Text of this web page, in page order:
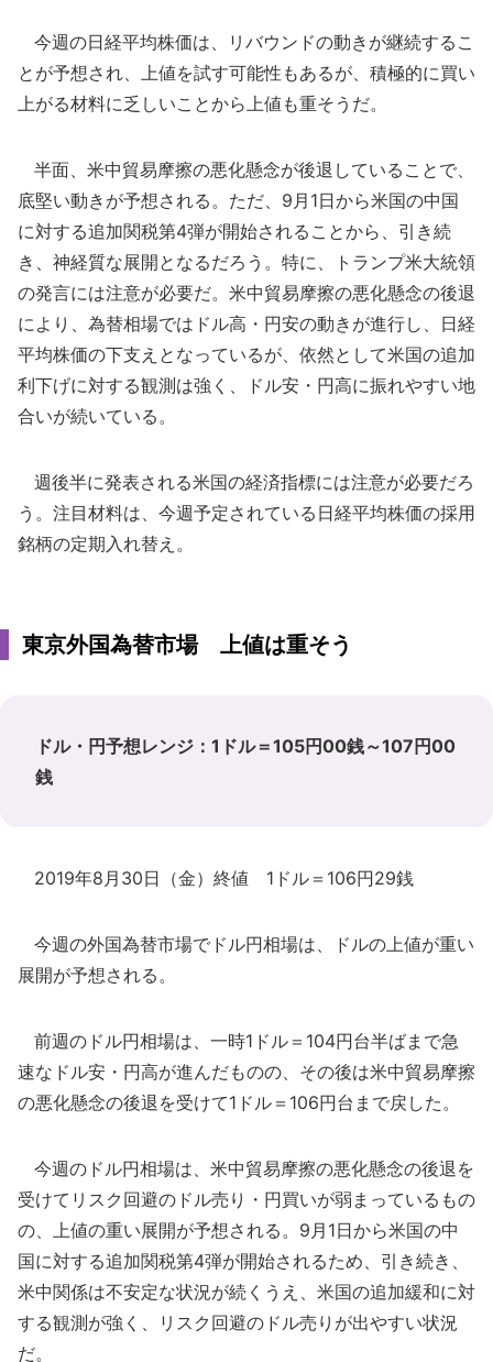
今週の日経平均株価は、リバウンドの動きが継続するこ
とが予想され、上値を試す可能性もあるが、積極的に買い
上がる材料に乏しいことから上値も重そうだ。
半面、米中貿易摩擦の悪化懸念が後退していることで、
底堅い動きが予想される。ただ、9月1日から米国の中国
に対する追加関税第4弾が開始されることから、引き続
き、神経質な展開となるだろう。特に、トランプ米大統領
の発言には注意が必要だ。米中貿易摩擦の悪化懸念の後退
により、為替相場ではドル高・円安の動きが進行し、日経
平均株価の下支えとなっているが、依然として米国の追加
利下げに対する観測は強く、ドル安・円高に振れやすい地
合いが続いている。
週後半に発表される米国の経済指標には注意が必要だろ
う。注目材料は、今週予定されている日経平均株価の採用
銘柄の定期入れ替え。
東京外国為替市場 上値は重そう
ドル・円予想レンジ：1ドル＝105円00銭～107円00
銭
2019年8月30日（金）終値 1ドル＝106円29銭
今週の外国為替市場でドル円相場は、ドルの上値が重い
展開が予想される。
前週のドル円相場は、一時1ドル＝104円台半ばまで急
速なドル安・円高が進んだものの、その後は米中貿易摩擦
の悪化懸念の後退を受けて1ドル＝106円台まで戻した。
今週のドル円相場は、米中貿易摩擦の悪化懸念の後退を
受けてリスク回避のドル売り・円買いが弱まっているもの
の、上値の重い展開が予想される。9月1日から米国の中
国に対する追加関税第4弾が開始されるため、引き続き、
米中関係は不安定な状況が続くうえ、米国の追加緩和に対
する観測が強く、リスク回避のドル売りが出やすい状況
だ。